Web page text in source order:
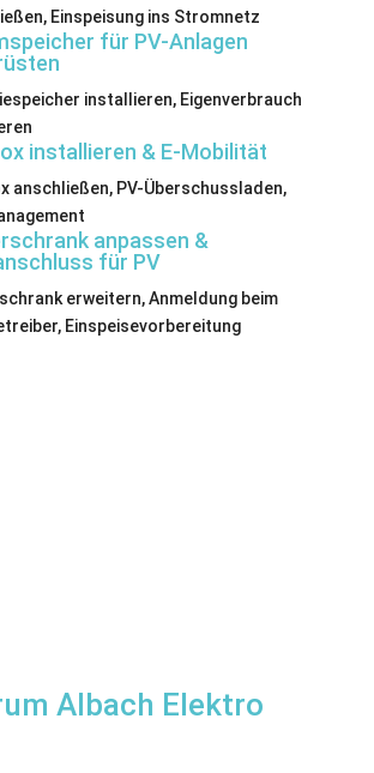
Einspeisung ins Stromnetz
für PV-Anlagen
installieren, Eigenverbrauch
installieren & E-Mobilität
anschließen, PV-Überschussladen,
anpassen &
für PV
erweitern, Anmeldung beim
Einspeisevorbereitung
Albach Elektro